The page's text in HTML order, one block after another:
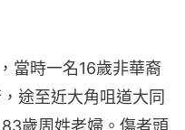
，當時一名16歲非華裔
途至近大角咀道大同